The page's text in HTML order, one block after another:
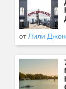
отЛили